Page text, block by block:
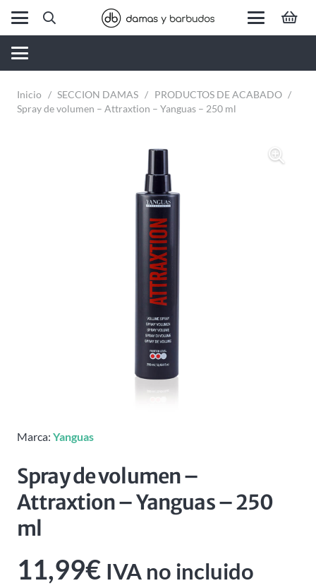
Inicio / SECCION DAMAS / PRODUCTOS DE ACABADO /
Spray de volumen – Attraxtion – Yanguas – 250 ml
Marca: Yanguas
Spray de volumen –
Attraxtion – Yanguas – 250
ml
11,99€ IVA no incluido